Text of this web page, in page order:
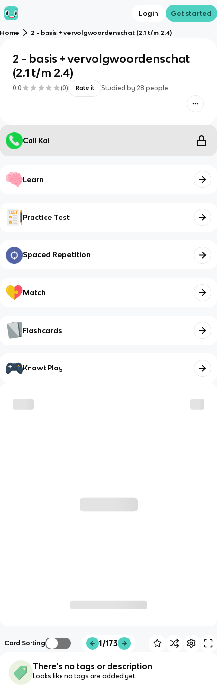
Login Get started
Home 2 - basis + vervolgwoordenschat (2.1 t/m 2.4)
2 - basis + vervolgwoordenschat
(2.1 t/m 2.4)
0.0 (0) Rate it Studied by 28 people
Call Kai
Learn
Practice Test
Spaced Repetition
Match
Flashcards
Knowt Play
Card Sorting 1/173
There's no tags or description
Looks like no tags are added yet.